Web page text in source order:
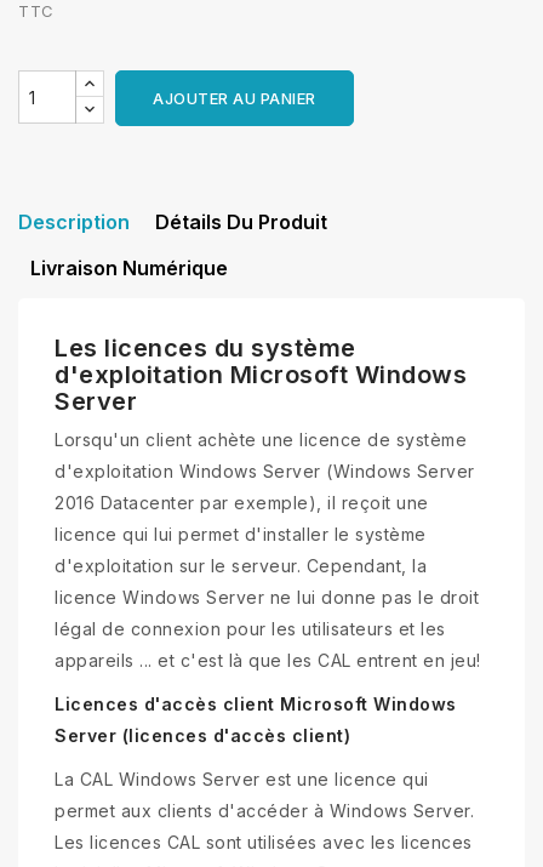
TTC
AJOUTER AU PANIER
Description
Détails Du Produit
Livraison Numérique
Les licences du système
d'exploitation Microsoft Windows
Server
Lorsqu'un client achète une licence de système
d'exploitation Windows Server (Windows Server
2016 Datacenter par exemple), il reçoit une
licence qui lui permet d'installer le système
d'exploitation sur le serveur. Cependant, la
licence Windows Server ne lui donne pas le droit
légal de connexion pour les utilisateurs et les
appareils ... et c'est là que les CAL entrent en jeu!
Licences d'accès client Microsoft Windows
Server (licences d'accès client)
La CAL Windows Server est une licence qui
permet aux clients d'accéder à Windows Server.
Les licences CAL sont utilisées avec les licences